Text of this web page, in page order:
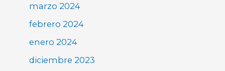
marzo 2024
febrero 2024
enero 2024
diciembre 2023